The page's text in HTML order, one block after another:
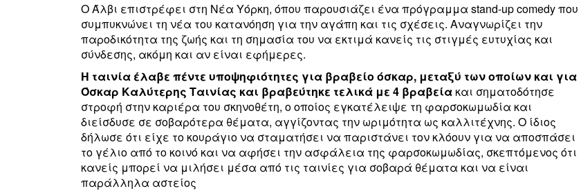
Ο Άλβι επιστρέφει στη Νέα Υόρκη, όπου παρουσιάζει ένα πρόγραμμα stand-up comedy που
συμπυκνώνει τη νέα του κατανόηση για την αγάπη και τις σχέσεις. Αναγνωρίζει την
παροδικότητα της ζωής και τη σημασία του να εκτιμά κανείς τις στιγμές ευτυχίας και
σύνδεσης, ακόμη και αν είναι εφήμερες.
Η ταινία έλαβε πέντε υποψηφιότητες για βραβείο όσκαρ, μεταξύ των οποίων και για
Όσκαρ Καλύτερης Ταινίας και βραβεύτηκε τελικά με 4 βραβεία και σηματοδότησε
στροφή στην καριέρα του σκηνοθέτη, ο οποίος εγκατέλειψε τη φαρσοκωμωδία και
διείσδυσε σε σοβαρότερα θέματα, αγγίζοντας την ωριμότητα ως καλλιτέχνης. Ο ίδιος
δήλωσε ότι είχε το κουράγιο να σταματήσει να παριστάνει τον κλόουν για να αποσπάσει
το γέλιο από το κοινό και να αφήσει την ασφάλεια της φαρσοκωμωδίας, σκεπτόμενος ότι
κανείς μπορεί να μιλήσει μέσα από τις ταινίες για σοβαρά θέματα και να είναι
παράλληλα αστείος